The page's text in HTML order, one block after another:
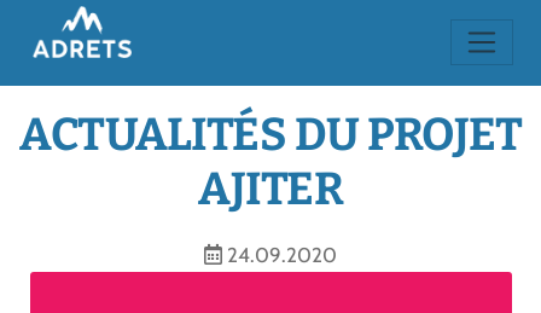
ACTUALITÉS DU PROJET
AJITER
24.09.2020